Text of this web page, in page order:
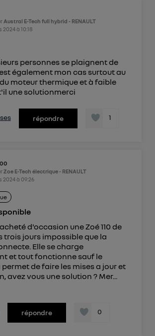
Austral E-Tech full hybrid - RENAULT
2024à 10:18
personnes se plaignent de
également mon cas surtout au
moteur thermique et à faible
une solutionmerci
répondre 1
Zoe E-Tech électrique - RENAULT
2024à 09:26
d'occasion une Zoé 110 de
trois jours impossible que la
Elle se charge
et tout fonctionne sauf le
de faire les mises a jour et
avez vous une solution ? Mer...
répondre 0